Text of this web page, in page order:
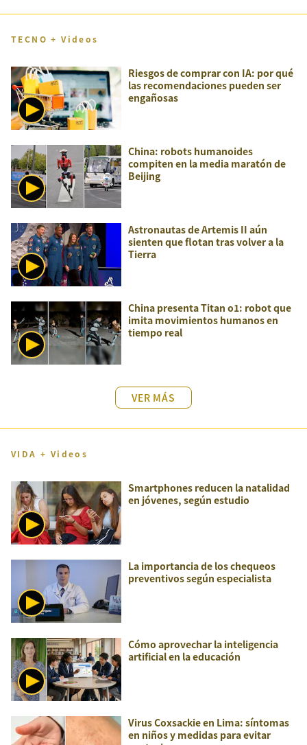
TECNO + Videos
Riesgos de comprar con IA: por qué
las recomendaciones pueden ser
engañosas
China: robots humanoides
compiten en la media maratón de
Beijing
Astronautas de Artemis II aún
sienten que flotan tras volver a la
Tierra
China presenta Titan o1: robot que
imita movimientos humanos en
tiempo real
VER MÁS
VIDA + Videos
Smartphones reducen la natalidad
en jóvenes, según estudio
La importancia de los chequeos
preventivos según especialista
Cómo aprovechar la inteligencia
artificial en la educación
Virus Coxsackie en Lima: síntomas
en niños y medidas para evitar